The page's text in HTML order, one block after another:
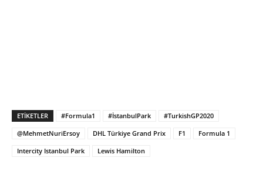
ETIKETLER #Formula1 #İstanbulPark
#TurkishGP2020
@MehmetNuriErsoy
DHL Türkiye Grand Prix F1
Formula 1
Intercity Istanbul Park
Lewis Hamilton